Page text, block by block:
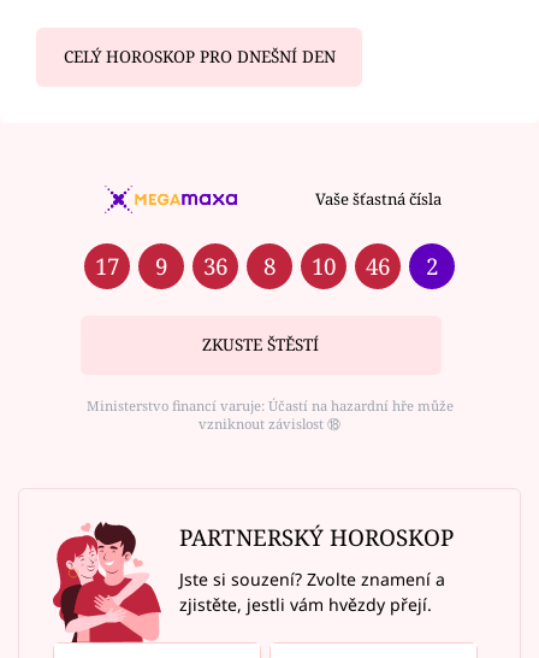
CELÝ HOROSKOP PRO DNEŠNÍ DEN
Vaše šťastná čísla
17 9 36 8 10 46 2
ZKUSTE ŠTĚSTÍ
Ministerstvo financí varuje: Účastí na hazardní hře může
vzniknout závislost ⑱
PARTNERSKÝ HOROSKOP
Jste si souzení? Zvolte znamení a
zjistěte, jestli vám hvězdy přejí.